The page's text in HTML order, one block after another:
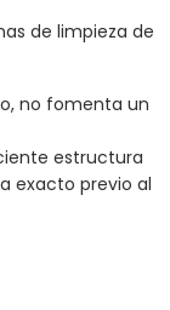
de limpieza de
no fomenta un
estructura
exacto previo al